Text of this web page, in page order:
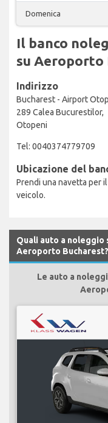
Domenica
Il banco
su Aeroporto
Indirizzo
Bucharest - Airport
289 Calea Bucurestilor,
Otopeni
Tel: 0040374779709
Ubicazione del
Prendi una navetta per
veicolo.
Quali auto a noleggio
Aeroporto Bucharest?
Le auto a